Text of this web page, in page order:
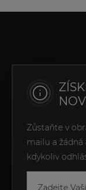
Zůstaňte v
mailu a
kdykoliv